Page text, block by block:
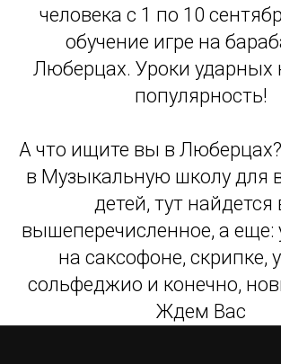
человека с 1 по 10
обучение игре на
Люберцах. Уроки ударных
популярность!
А что ищите вы в
в Музыкальную школу для
детей, тут найдется
вышеперечисленное, а еще:
на саксофоне, скрипке,
сольфеджио и конечно,
Ждем Вас